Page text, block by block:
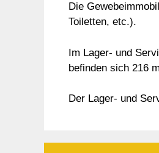
Die
Toiletten, etc.).
Im Lager- und
befinden sich 216
Der Lager- und